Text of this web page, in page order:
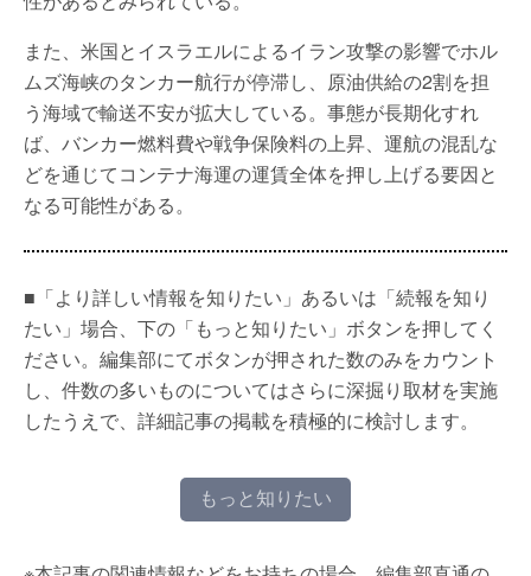
また、米国とイスラエルによるイラン攻撃の影響でホル
ムズ海峡のタンカー航行が停滞し、原油供給の2割を担
う海域で輸送不安が拡大している。事態が長期化すれ
ば、バンカー燃料費や戦争保険料の上昇、運航の混乱な
どを通じてコンテナ海運の運賃全体を押し上げる要因と
なる可能性がある。
■「より詳しい情報を知りたい」あるいは「続報を知り
たい」場合、下の「もっと知りたい」ボタンを押してく
ださい。編集部にてボタンが押された数のみをカウント
し、件数の多いものについてはさらに深掘り取材を実施
したうえで、詳細記事の掲載を積極的に検討します。
もっと知りたい